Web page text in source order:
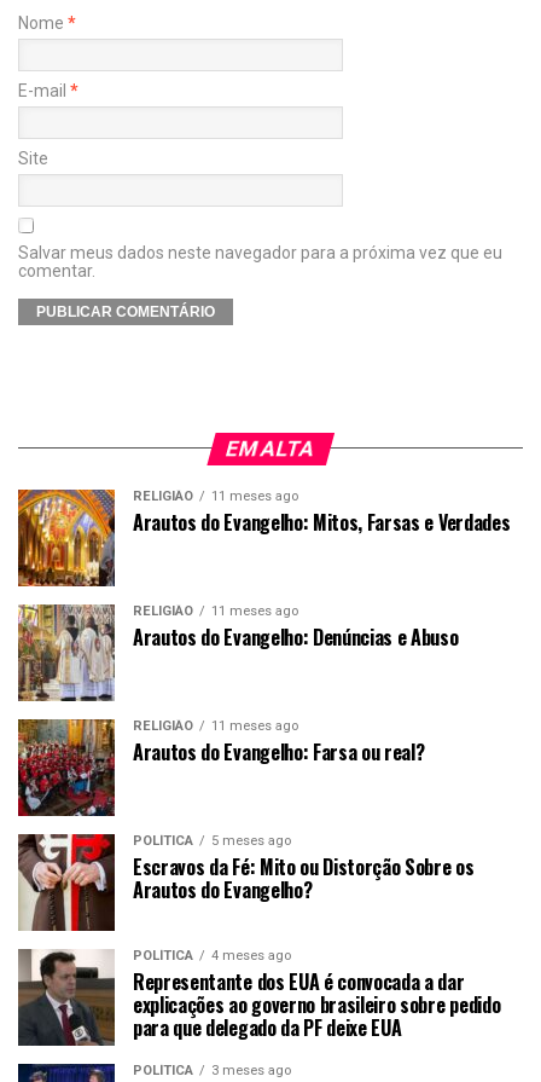
Nome *
E-mail *
Site
Salvar meus dados neste navegador para a próxima vez que eu
comentar.
EM ALTA
RELIGIÃO 11 meses ago
Arautos do Evangelho: Mitos, Farsas e Verdades
RELIGIÃO 11 meses ago
Arautos do Evangelho: Denúncias e Abuso
RELIGIÃO 11 meses ago
Arautos do Evangelho: Farsa ou real?
POLÍTICA 5 meses ago
Escravos da Fé: Mito ou Distorção Sobre os
Arautos do Evangelho?
POLÍTICA 4 meses ago
Representante dos EUA é convocada a dar
explicações ao governo brasileiro sobre pedido
para que delegado da PF deixe EUA
POLÍTICA 3 meses ago